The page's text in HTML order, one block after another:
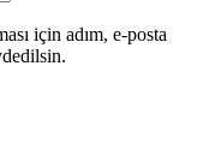
için adım, e-posta